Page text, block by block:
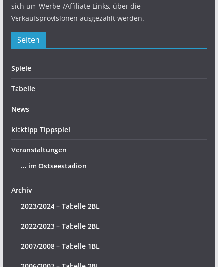
sich um Werbe-/Affiliate-Links, über die
Verkaufsprovisionen ausgezahlt werden.
Seiten
Spiele
Tabelle
News
kicktipp Tippspiel
Veranstaltungen
… im Ostseestadion
Archiv
2023/2024 – Tabelle 2BL
2022/2023 – Tabelle 2BL
2007/2008 – Tabelle 1BL